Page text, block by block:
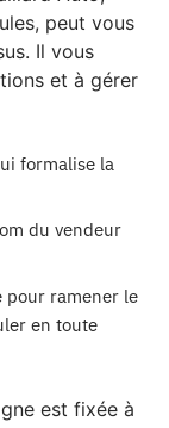
peut vous
Il vous
et à gérer
formalise la
du vendeur
pour ramener le
en toute
est fixée à